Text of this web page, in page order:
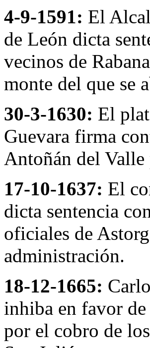
4-9-1591: El
de León dicta
vecinos de
monte del que se
30-3-1630: El
Guevara firma
Antoñán del
17-10-1637: El
dicta sentencia
oficiales de
administración.
18-12-1665:
inhiba en favor
por el cobro de